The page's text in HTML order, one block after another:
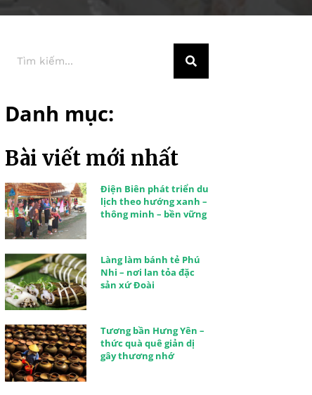
Danh mục:
Bài viết mới nhất
Điện Biên phát triển du
lịch theo hướng xanh –
thông minh – bền vững
Làng làm bánh tẻ Phú
Nhi – nơi lan tỏa đặc
sản xứ Đoài
Tương bần Hưng Yên –
thức quà quê giản dị
gây thương nhớ